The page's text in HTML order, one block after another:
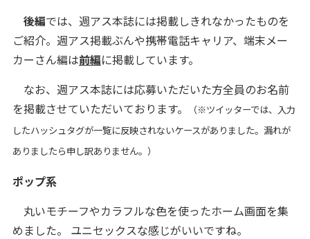
後編では、週アス本誌には掲載しきれなかったものを
ご紹介。週アス掲載ぶんや携帯電話キャリア、端末メー
カーさん編は前編に掲載しています。
なお、週アス本誌には応募いただいた方全員のお名前
を掲載させていただいております。
（※ツイッターでは、入力
したハッシュタグが一覧に反映されないケースがありました。漏れが
ありましたら申し訳ありません。）
ポップ系
丸いモチーフやカラフルな色を使ったホーム画面を集
めました。 ユニセックスな感じがいいですね。